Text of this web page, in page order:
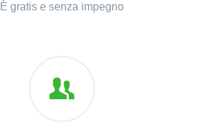
È gratis e senza impegno